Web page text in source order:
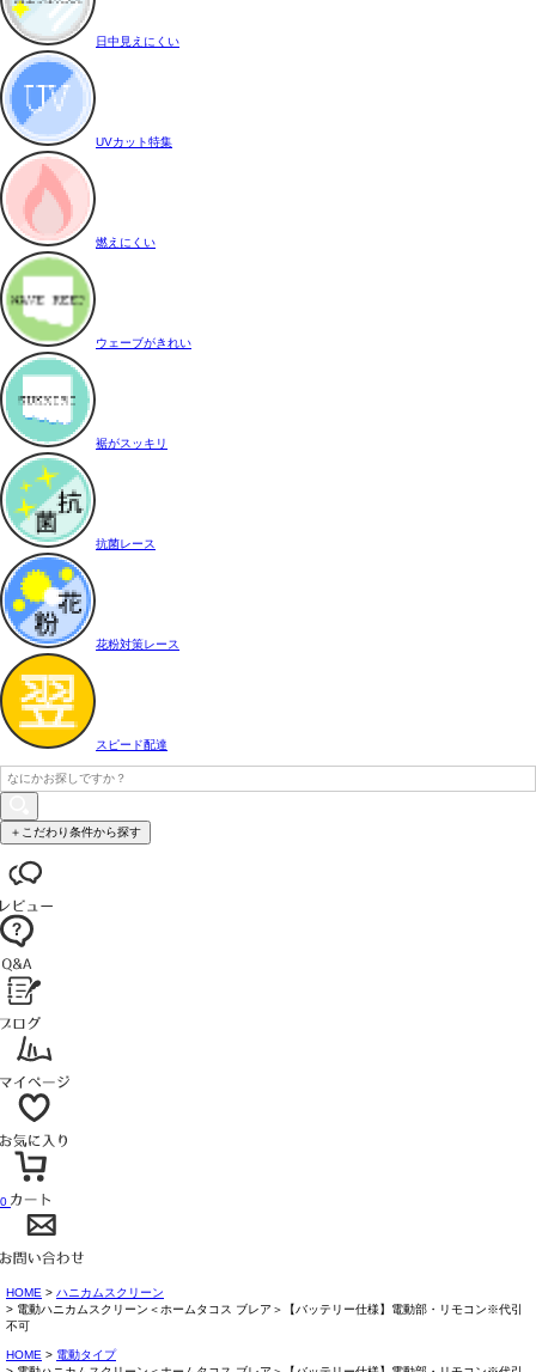
日中見えにくい
UVカット特集
燃えにくい
ウェーブがきれい
裾がスッキリ
抗菌レース
花粉対策レース
スピード配達
＋こだわり条件から探す
0
HOME
ハニカムスクリーン
電動ハニカムスクリーン＜ホームタコス ブレア＞【バッテリー仕様】電動部・リモコン※代引
不可
HOME
電動タイプ